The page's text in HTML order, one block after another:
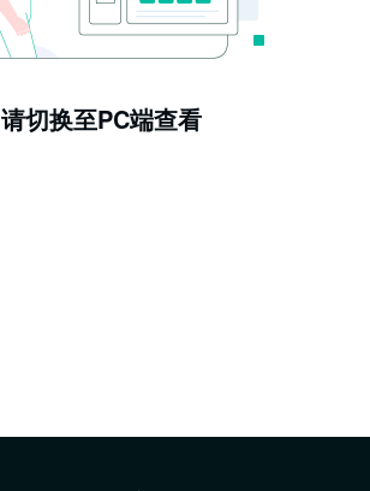
请切换至PC端查看